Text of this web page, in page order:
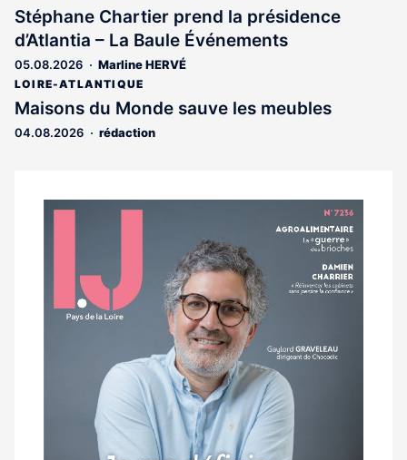
est
réservé
aux
Stéphane Chartier prend la présidence
d’Atlantia – La Baule Événements
05.08.2026 Marline HERVÉ
LOIRE-ATLANTIQUE
Maisons du Monde sauve les meubles
04.08.2026 rédaction
Notre
magazine